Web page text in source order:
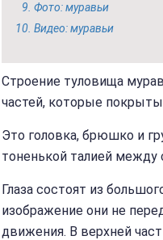
Фото: муравьи
Видео: муравьи
Строение туловища
частей, которые покрыты
Это головка, брюшко и
тоненькой талией между
Глаза состоят из
изображение они не
движения. В верхней